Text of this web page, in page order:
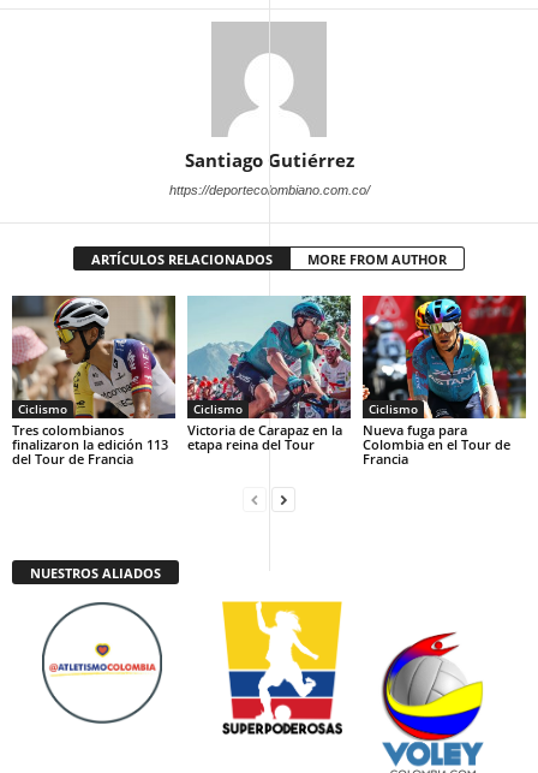
Santiago Gutiérrez
https://deportecolombiano.com.co/
ARTÍCULOS RELACIONADOS MORE FROM AUTHOR
Ciclismo
Tres colombianos
finalizaron la edición 113
del Tour de Francia
Ciclismo
Victoria de Carapaz en la
etapa reina del Tour
Ciclismo
Nueva fuga para
Colombia en el Tour de
Francia
NUESTROS ALIADOS